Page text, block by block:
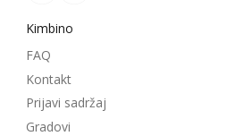
Kimbino
FAQ
Kontakt
Prijavi sadržaj
Gradovi